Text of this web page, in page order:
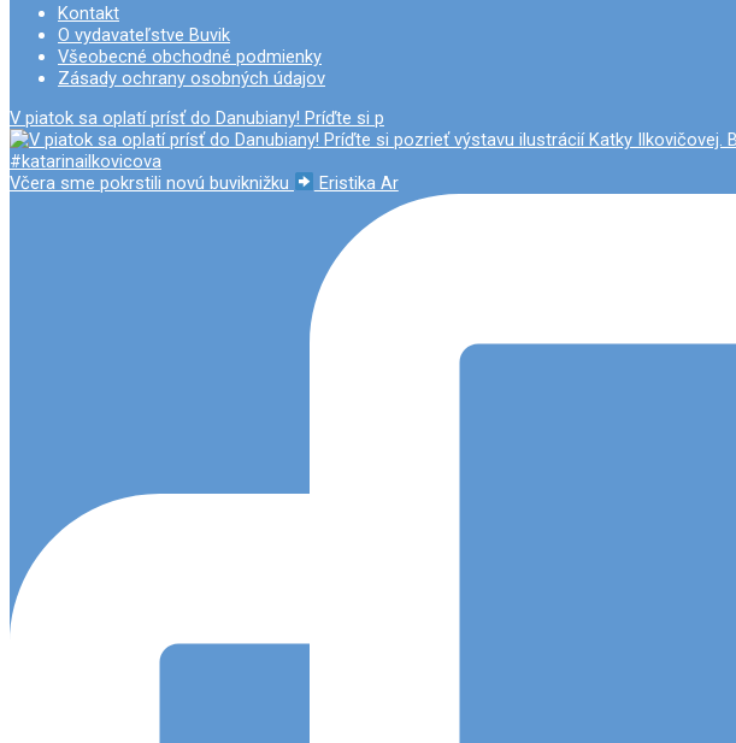
Kontakt
O vydavateľstve Buvik
Všeobecné obchodné podmienky
Zásady ochrany osobných údajov
V piatok sa oplatí prísť do Danubiany! Príďte si p
Včera sme pokrstili novú buviknižku Eristika Ar